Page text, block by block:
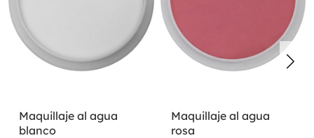
Maquillaje al agua
blanco
Maquillaje al agua
rosa